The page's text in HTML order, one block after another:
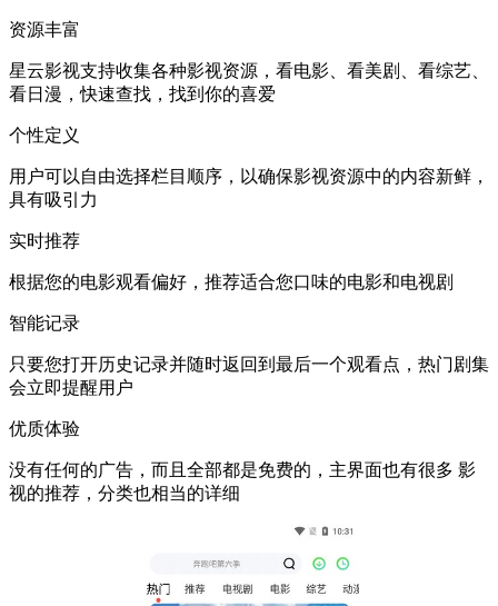
资源丰富
星云影视支持收集各种影视资源，看电影、看美剧、看综艺、
看日漫，快速查找，找到你的喜爱
个性定义
用户可以自由选择栏目顺序，以确保影视资源中的内容新鲜，
具有吸引力
实时推荐
根据您的电影观看偏好，推荐适合您口味的电影和电视剧
智能记录
只要您打开历史记录并随时返回到最后一个观看点，热门剧集
会立即提醒用户
优质体验
没有任何的广告，而且全部都是免费的，主界面也有很多 影
视的推荐，分类也相当的详细